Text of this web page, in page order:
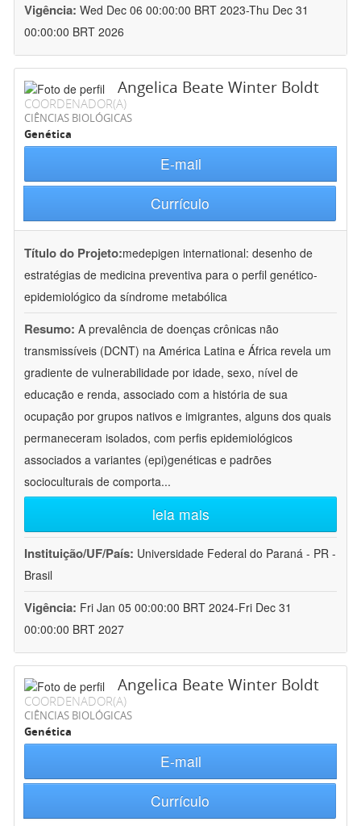
Vigência: Wed Dec 06 00:00:00 BRT 2023-Thu Dec 31
00:00:00 BRT 2026
Angelica Beate Winter Boldt
COORDENADOR(A)
CIÊNCIAS BIOLÓGICAS
Genética
E-mail
Currículo
Título do Projeto:medepigen international: desenho de
estratégias de medicina preventiva para o perfil genético-
epidemiológico da síndrome metabólica
Resumo: A prevalência de doenças crônicas não
transmissíveis (DCNT) na América Latina e África revela um
gradiente de vulnerabilidade por idade, sexo, nível de
educação e renda, associado com a história de sua
ocupação por grupos nativos e imigrantes, alguns dos quais
permaneceram isolados, com perfis epidemiológicos
associados a variantes (epi)genéticas e padrões
socioculturais de comporta...
leia mais
Instituição/UF/País: Universidade Federal do Paraná - PR -
Brasil
Vigência: Fri Jan 05 00:00:00 BRT 2024-Fri Dec 31
00:00:00 BRT 2027
Angelica Beate Winter Boldt
COORDENADOR(A)
CIÊNCIAS BIOLÓGICAS
Genética
E-mail
Currículo